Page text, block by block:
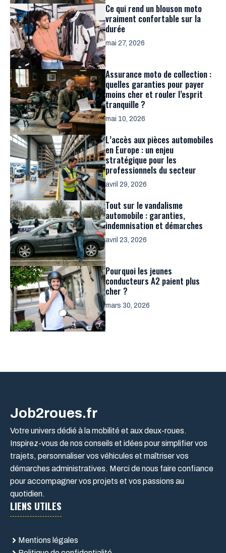
Ce qui rend un blouson moto
vraiment confortable sur la
durée
mai 27, 2026
Assurance moto de collection :
quelles garanties pour payer
moins cher et rouler l’esprit
tranquille ?
mai 10, 2026
L’accès aux pièces automobiles
en Europe : un enjeu
stratégique pour les
professionnels du secteur
avril 29, 2026
Tout sur le vandalisme
automobile : garanties,
indemnisation et démarches
avril 23, 2026
Pourquoi les jeunes
conducteurs A2 paient plus
cher ?
mars 30, 2026
Job2roues.fr
Votre univers dédié à la mobilité et aux deux-roues.
Inspirez-vous de nos conseils et idées pour simplifier vos
trajets, personnaliser vos véhicules et maîtriser vos
démarches administratives. Merci de nous faire confiance
pour accompagner vos projets et vos passions au
quotidien.
LIENS UTILES
Mentions légales